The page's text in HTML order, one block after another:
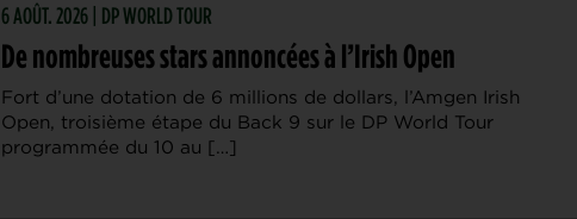
6 AOÛT. 2026 | DP WORLD TOUR
De nombreuses stars annoncées à l’Irish Open
Fort d’une dotation de 6 millions de dollars, l’Amgen Irish
Open, troisième étape du Back 9 sur le DP World Tour
programmée du 10 au […]